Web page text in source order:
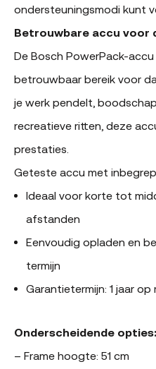
ondersteuningsmodi kunt
Betrouwbare accu voor
De Bosch PowerPack-
betrouwbaar bereik voor
je werk pendelt,
recreatieve ritten, deze
prestaties.
Geteste accu met
Ideaal voor korte tot
afstanden
Eenvoudig opladen en
termijn
Garantietermijn: 1 jaar
Onderscheidende opties:
– Frame hoogte: 51 cm